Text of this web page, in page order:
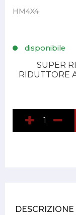
HM4X4
disponibile
SUPER
RIDUTTORE
DESCRIZIONE